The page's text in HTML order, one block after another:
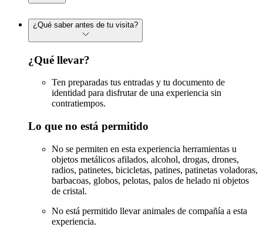
¿Qué saber antes de tu visita?
¿Qué llevar?
Ten preparadas tus entradas y tu documento de
identidad para disfrutar de una experiencia sin
contratiempos.
Lo que no está permitido
No se permiten en esta experiencia herramientas u
objetos metálicos afilados, alcohol, drogas, drones,
radios, patinetes, bicicletas, patines, patinetas voladoras,
barbacoas, globos, pelotas, palos de helado ni objetos
de cristal.
No está permitido llevar animales de compañía a esta
experiencia.